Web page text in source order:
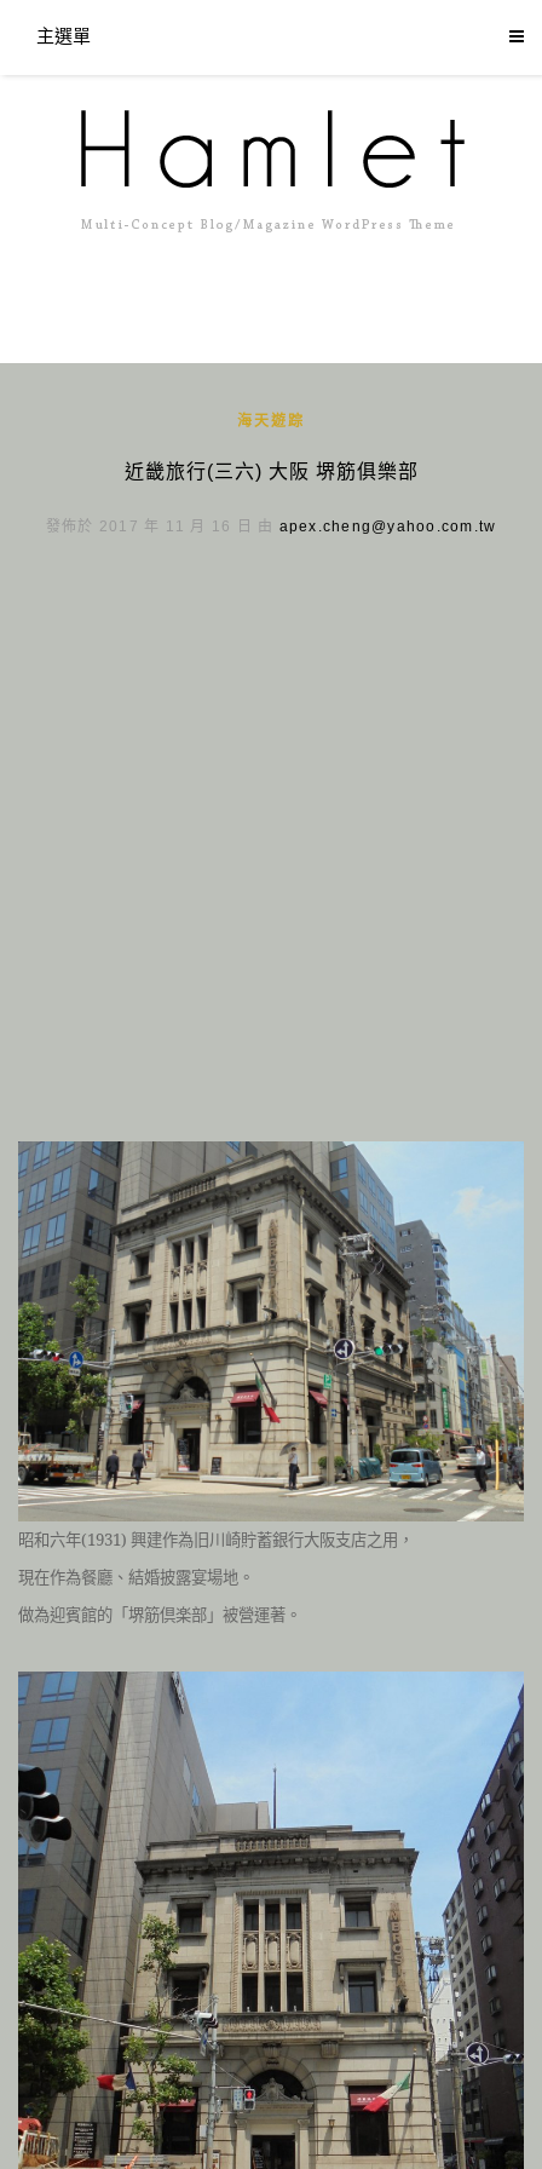
主選單
海天遊踪
近畿旅行(三六) 大阪 堺筋俱樂部
發佈於 2017 年 11 月 16 日 由 apex.cheng@yahoo.com.tw
昭和六年(1931) 興建作為旧川崎貯蓄銀行大阪支店之用，
現在作為餐廳、結婚披露宴場地。
做為迎賓館的「堺筋倶楽部」被營運著。